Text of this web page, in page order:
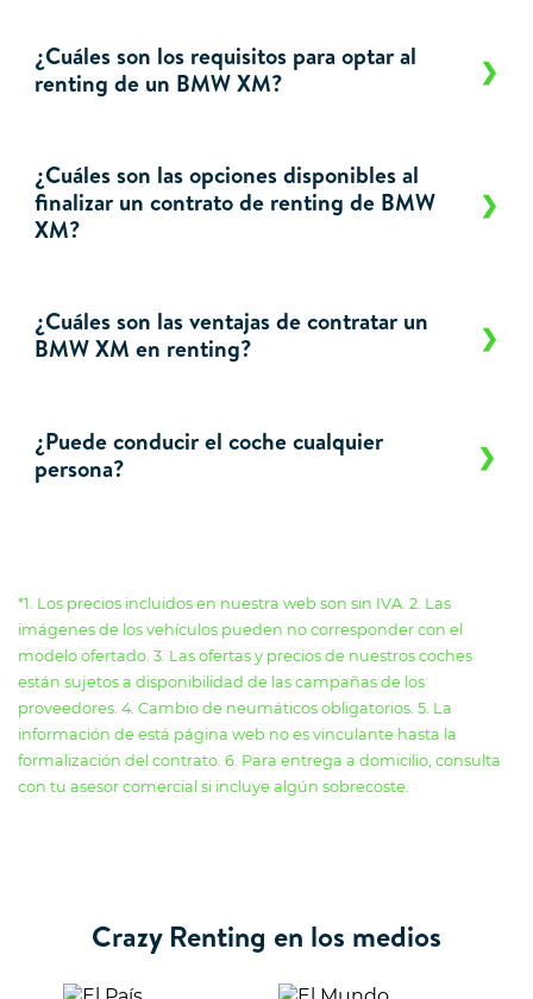
¿Cuáles son los requisitos para optar al
renting de un BMW XM?
¿Cuáles son las opciones disponibles al
finalizar un contrato de renting de BMW
XM?
¿Cuáles son las ventajas de contratar un
BMW XM en renting?
¿Puede conducir el coche cualquier
persona?
*1. Los precios incluidos en nuestra web son sin IVA. 2. Las
imágenes de los vehículos pueden no corresponder con el
modelo ofertado. 3. Las ofertas y precios de nuestros coches
están sujetos a disponibilidad de las campañas de los
proveedores. 4. Cambio de neumáticos obligatorios. 5. La
información de está página web no es vinculante hasta la
formalización del contrato. 6. Para entrega a domicilio, consulta
con tu asesor comercial si incluye algún sobrecoste.
Crazy Renting en los medios